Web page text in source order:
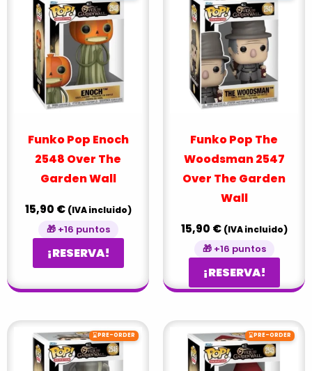
Funko Pop Enoch
2548 Over The
Garden Wall
15,90 € (IVA incluido)
🎁 +16 puntos
¡RESERVA!
Funko Pop The
Woodsman 2547
Over The Garden
Wall
15,90 € (IVA incluido)
🎁 +16 puntos
¡RESERVA!
⌛PRE-ORDER ⌛PRE-ORDER